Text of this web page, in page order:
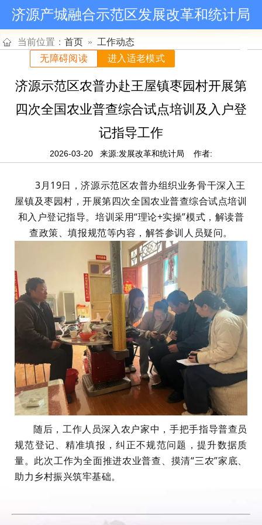
济源产城融合示范区发展改革和统计局
当前位置： 首页 » 工作动态
济源示范区农普办赴王屋镇枣园村开展第
四次全国农业普查综合试点培训及入户登
记指导工作
2026-03-20 来源:发展改革和统计局 作者:
3月19日，济源示范区农普办组织业务骨干深入王
屋镇及枣园村，开展第四次全国农业普查综合试点培训
和入户登记指导。培训采用“理论+实操”模式，解读普
查政策、填报规范等内容，解答参训人员疑问。
随后，工作人员深入农户家中，手把手指导普查员
规范登记、精准填报，纠正不规范问题，提升数据质
量。此次工作为全面推进农业普查、摸清“三农”家底、
助力乡村振兴筑牢基础。
进入适老模式
无障碍阅读